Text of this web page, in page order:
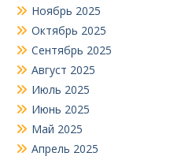
Ноябрь 2025
Октябрь 2025
Сентябрь 2025
Август 2025
Июль 2025
Июнь 2025
Май 2025
Апрель 2025